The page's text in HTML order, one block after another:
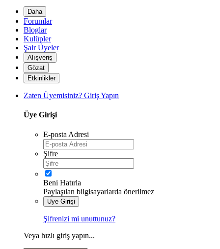
Daha
Forumlar
Bloglar
Kulüpler
Şair Üyeler
Alışveriş
Gözat
Etkinlikler
Zaten Üyemisiniz? Giriş Yapın
Üye Girişi
E-posta Adresi
Şifre
Beni Hatırla
Paylaşılan bilgisayarlarda önerilmez
Üye Girişi
Şifrenizi mi unuttunuz?
Veya hızlı giriş yapın...